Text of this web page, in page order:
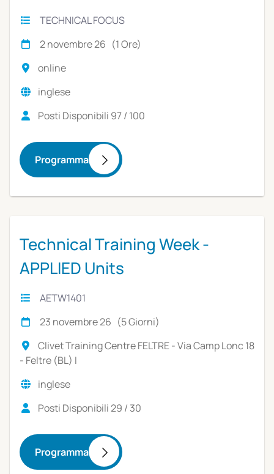
TECHNICAL FOCUS
2 novembre 26 (1 Ore)
online
inglese
Posti Disponibili 97 / 100
Programma
Technical Training Week -
APPLIED Units
AETW1401
23 novembre 26 (5 Giorni)
Clivet Training Centre FELTRE - Via Camp Lonc 18
- Feltre (BL) I
inglese
Posti Disponibili 29 / 30
Programma